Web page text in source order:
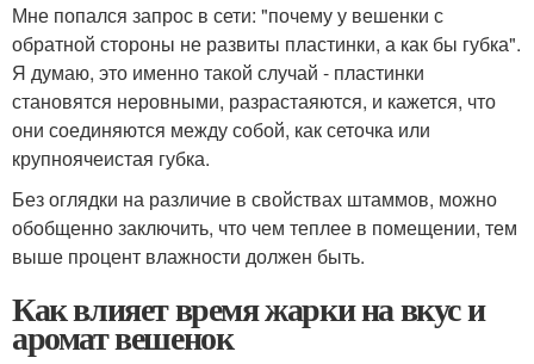
Мне попался запрос в сети: "почему у вешенки с
обратной стороны не развиты пластинки, а как бы губка".
Я думаю, это именно такой случай - пластинки
становятся неровными, разрастаяются, и кажется, что
они соединяются между собой, как сеточка или
крупноячеистая губка.
Без оглядки на различие в свойствах штаммов, можно
обобщенно заключить, что чем теплее в помещении, тем
выше процент влажности должен быть.
Как влияет время жарки на вкус и
аромат вешенок